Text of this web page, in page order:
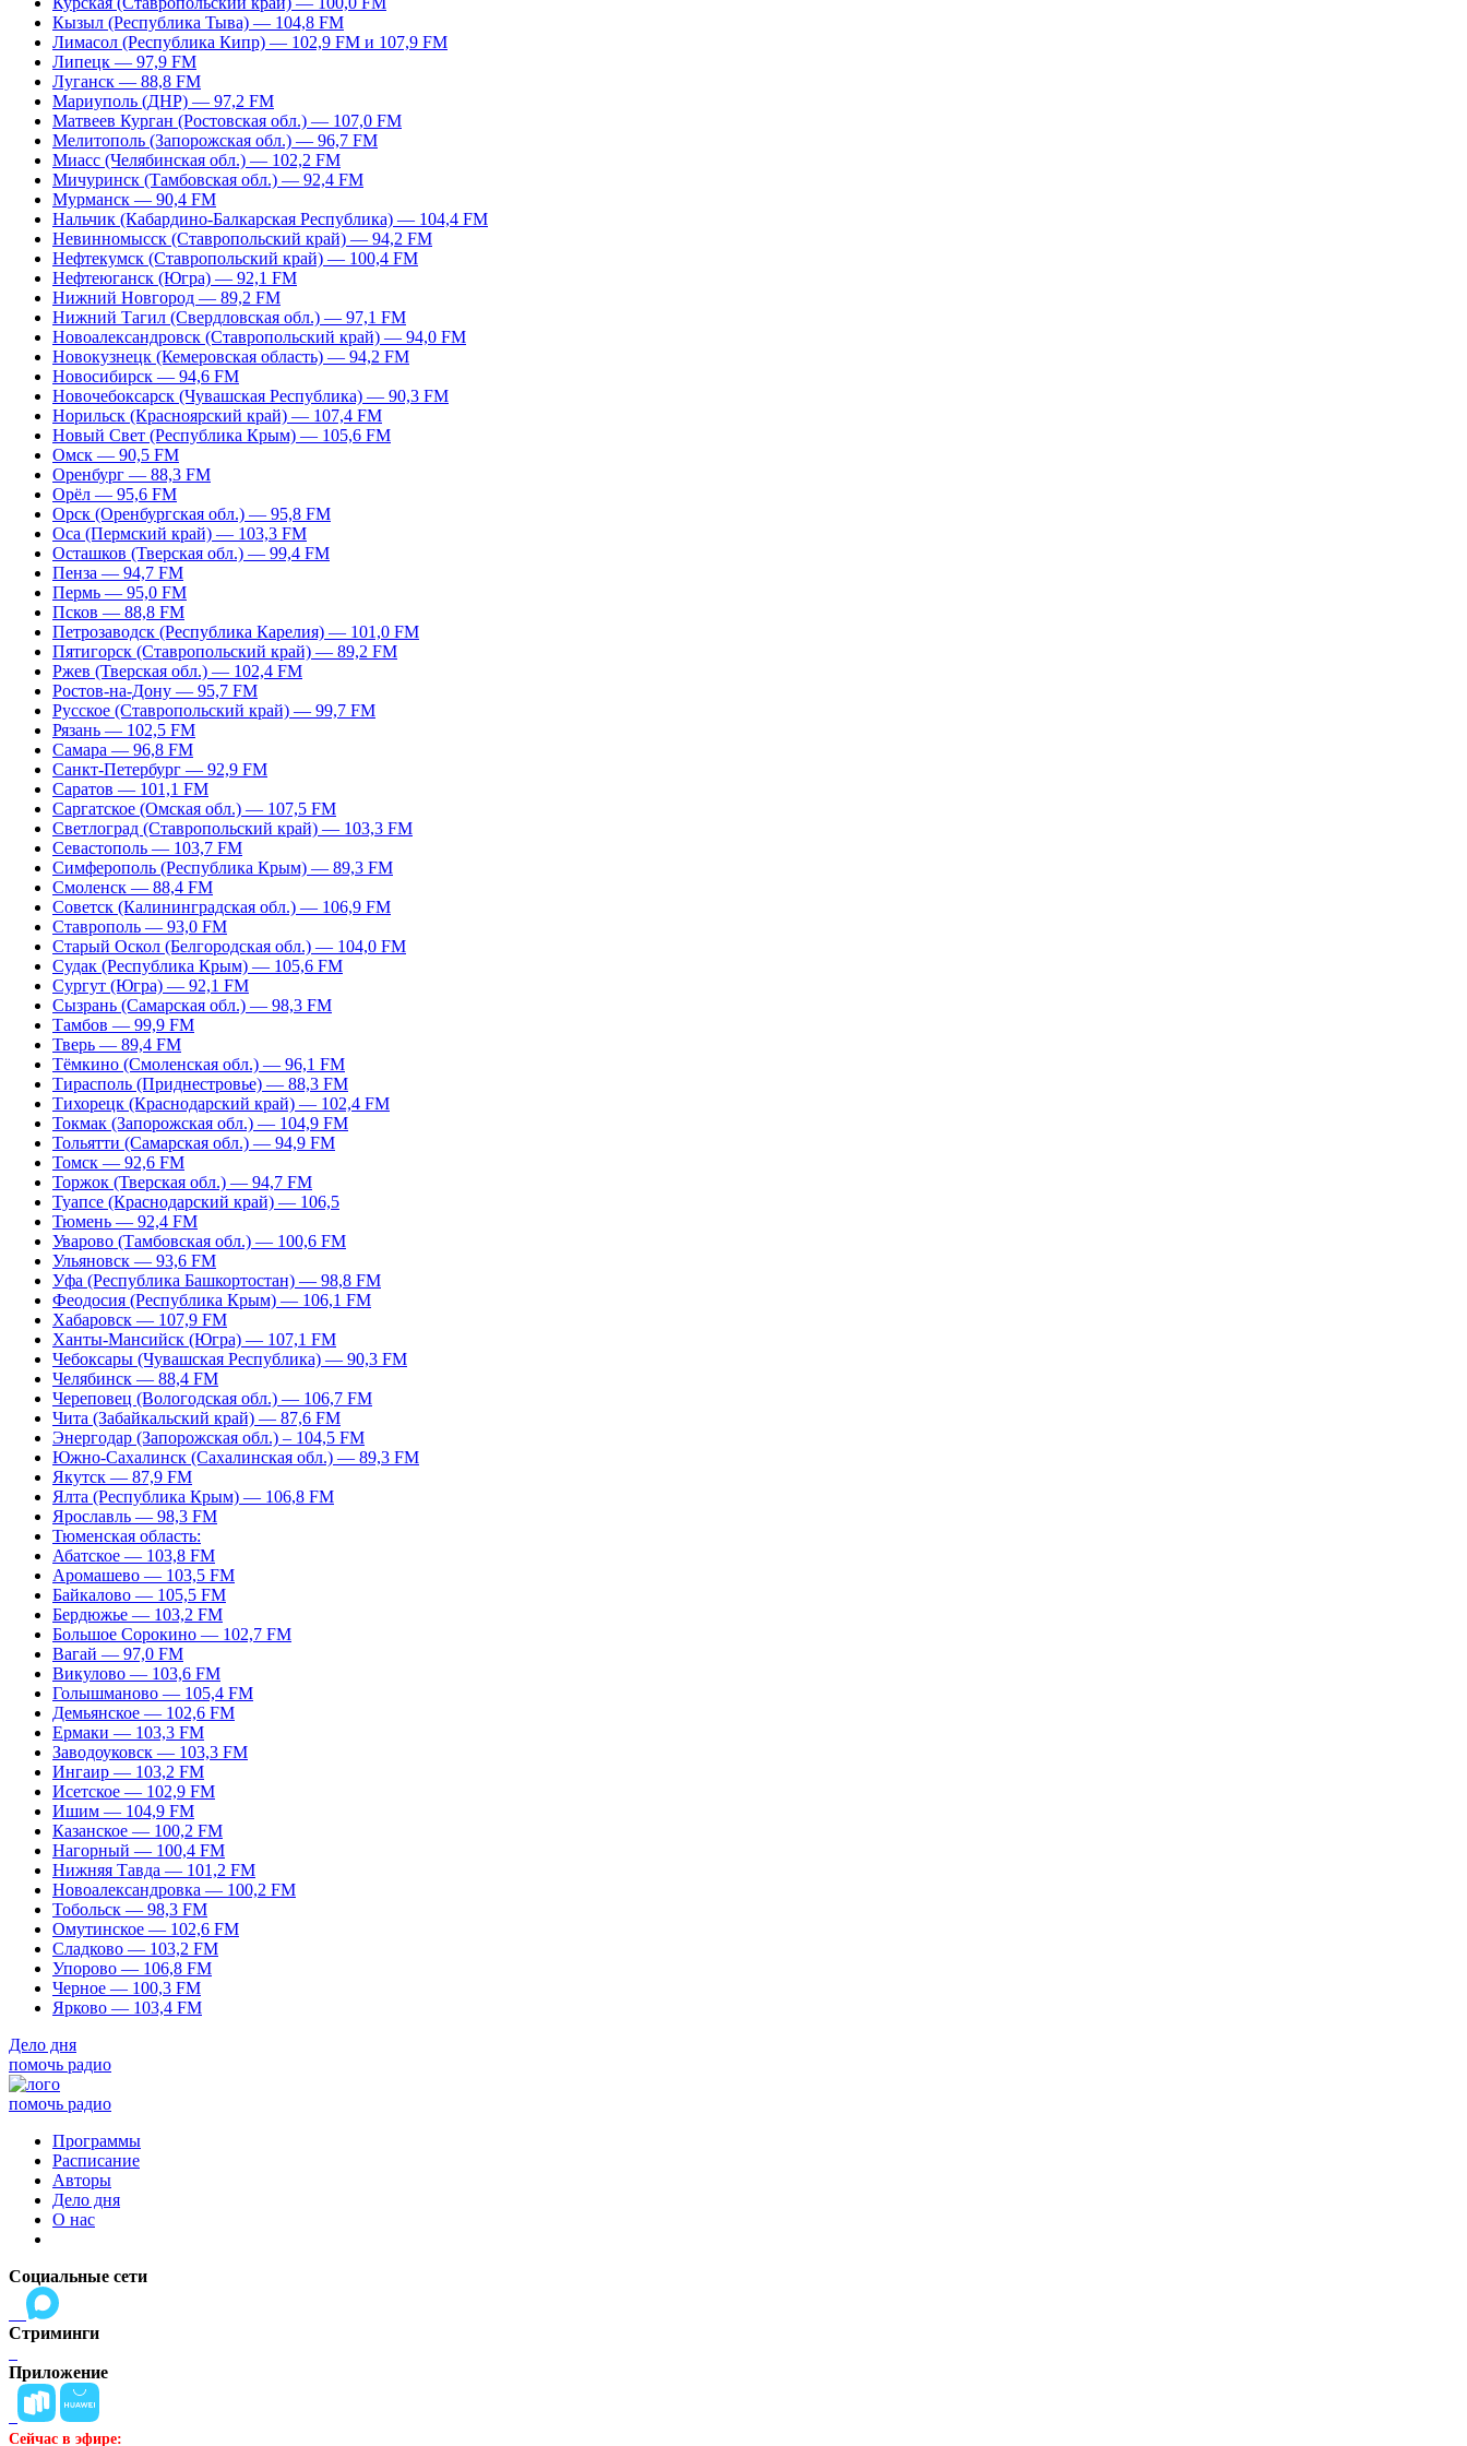
Кызыл (Республика Тыва) — 104,8 FM
Лимасол (Республика Кипр) — 102,9 FM и 107,9 FM
Липецк — 97,9 FM
Луганск — 88,8 FM
Мариуполь (ДНР) — 97,2 FM
Матвеев Курган (Ростовская обл.) — 107,0 FM
Мелитополь (Запорожская обл.) — 96,7 FM
Миасс (Челябинская обл.) — 102,2 FM
Мичуринск (Тамбовская обл.) — 92,4 FM
Мурманск — 90,4 FM
Нальчик (Кабардино-Балкарская Республика) — 104,4 FM
Невинномысск (Ставропольский край) — 94,2 FM
Нефтекумск (Ставропольский край) — 100,4 FM
Нефтеюганск (Югра) — 92,1 FM
Нижний Новгород — 89,2 FM
Нижний Тагил (Свердловская обл.) — 97,1 FM
Новоалександровск (Ставропольский край) — 94,0 FM
Новокузнецк (Кемеровская область) — 94,2 FM
Новосибирск — 94,6 FM
Новочебоксарск (Чувашская Республика) — 90,3 FM
Норильск (Красноярский край) — 107,4 FM
Новый Свет (Республика Крым) — 105,6 FM
Омск — 90,5 FM
Оренбург — 88,3 FM
Орёл — 95,6 FM
Орск (Оренбургская обл.) — 95,8 FM
Оса (Пермский край) — 103,3 FM
Осташков (Тверская обл.) — 99,4 FM
Пенза — 94,7 FM
Пермь — 95,0 FM
Псков — 88,8 FM
Петрозаводск (Республика Карелия) — 101,0 FM
Пятигорск (Ставропольский край) — 89,2 FM
Ржев (Тверская обл.) — 102,4 FM
Ростов-на-Дону — 95,7 FM
Русское (Ставропольский край) — 99,7 FM
Рязань — 102,5 FM
Самара — 96,8 FM
Санкт-Петербург — 92,9 FM
Саратов — 101,1 FM
Саргатское (Омская обл.) — 107,5 FM
Светлоград (Ставропольский край) — 103,3 FM
Севастополь — 103,7 FM
Симферополь (Республика Крым) — 89,3 FM
Смоленск — 88,4 FM
Советск (Калининградская обл.) — 106,9 FM
Ставрополь — 93,0 FM
Старый Оскол (Белгородская обл.) — 104,0 FM
Судак (Республика Крым) — 105,6 FM
Сургут (Югра) — 92,1 FM
Сызрань (Самарская обл.) — 98,3 FM
Тамбов — 99,9 FM
Тверь — 89,4 FM
Тёмкино (Смоленская обл.) — 96,1 FM
Тирасполь (Приднестровье) — 88,3 FM
Тихорецк (Краснодарский край) — 102,4 FM
Токмак (Запорожская обл.) — 104,9 FM
Тольятти (Самарская обл.) — 94,9 FM
Томск — 92,6 FM
Торжок (Тверская обл.) — 94,7 FM
Туапсе (Краснодарский край) — 106,5
Тюмень — 92,4 FM
Уварово (Тамбовская обл.) — 100,6 FM
Ульяновск — 93,6 FM
Уфа (Республика Башкортостан) — 98,8 FM
Феодосия (Республика Крым) — 106,1 FM
Хабаровск — 107,9 FM
Ханты-Мансийск (Югра) — 107,1 FM
Чебоксары (Чувашская Республика) — 90,3 FM
Челябинск — 88,4 FM
Череповец (Вологодская обл.) — 106,7 FM
Чита (Забайкальский край) — 87,6 FM
Энергодар (Запорожская обл.) – 104,5 FM
Южно-Сахалинск (Сахалинская обл.) — 89,3 FM
Якутск — 87,9 FM
Ялта (Республика Крым) — 106,8 FM
Ярославль — 98,3 FM
Тюменская область:
Абатское — 103,8 FM
Аромашево — 103,5 FM
Байкалово — 105,5 FM
Бердюжье — 103,2 FM
Большое Сорокино — 102,7 FM
Вагай — 97,0 FM
Викулово — 103,6 FM
Голышманово — 105,4 FM
Демьянское — 102,6 FM
Ермаки — 103,3 FM
Заводоуковск — 103,3 FM
Ингаир — 103,2 FM
Исетское — 102,9 FM
Ишим — 104,9 FM
Казанское — 100,2 FM
Нагорный — 100,4 FM
Нижняя Тавда — 101,2 FM
Новоалександровка — 100,2 FM
Тобольск — 98,3 FM
Омутинское — 102,6 FM
Сладково — 103,2 FM
Упорово — 106,8 FM
Черное — 100,3 FM
Ярково — 103,4 FM
Дело дня
помочь радио
помочь радио
Программы
Расписание
Авторы
Дело дня
О нас
Социальные сети
Стриминги
Приложение
Сейчас в эфире: